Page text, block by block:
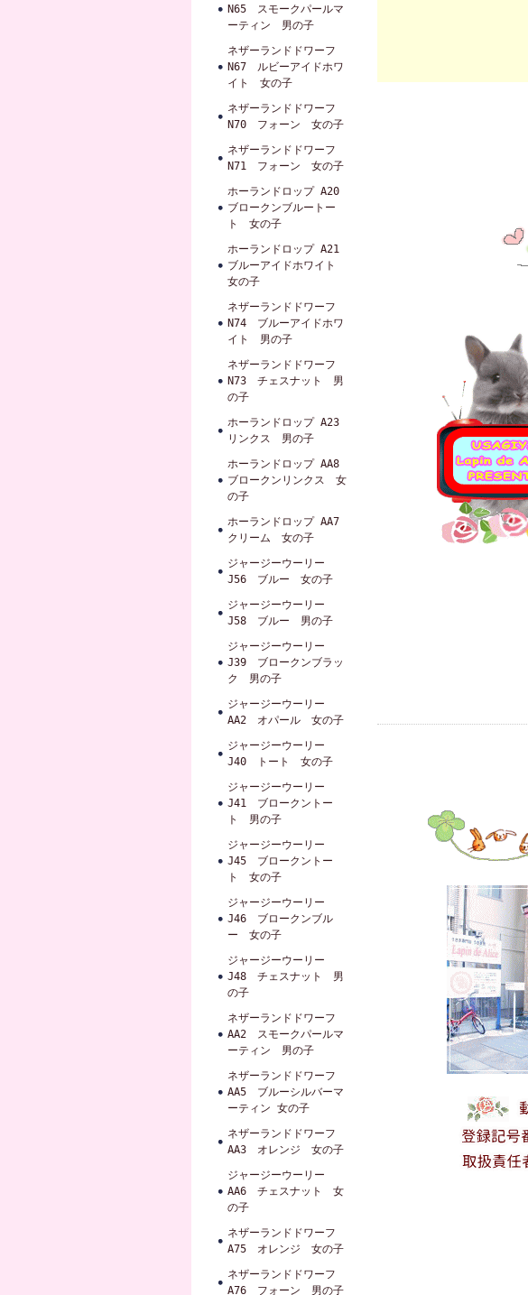
N65 スモークパールマ
ーティン 男の子
ネザーランドドワーフ
N67 ルビーアイドホワ
イト 女の子
ネザーランドドワーフ
N70 フォーン 女の子
ネザーランドドワーフ
N71 フォーン 女の子
ホーランドロップ A20
ブロークンブルートー
ト 女の子
ホーランドロップ A21
ブルーアイドホワイト
女の子
ネザーランドドワーフ
N74 ブルーアイドホワ
イト 男の子
ネザーランドドワーフ
N73 チェスナット 男
の子
ホーランドロップ A23
リンクス 男の子
ホーランドロップ AA8
ブロークンリンクス 女
の子
ホーランドロップ AA7
クリーム 女の子
ジャージーウーリー
J56 ブルー 女の子
ジャージーウーリー
J58 ブルー 男の子
ジャージーウーリー
J39 ブロークンブラッ
ク 男の子
ジャージーウーリー
AA2 オパール 女の子
ジャージーウーリー
J40 トート 女の子
ジャージーウーリー
J41 ブロークントー
ト 男の子
ジャージーウーリー
J45 ブロークントー
ト 女の子
ジャージーウーリー
J46 ブロークンブル
ー 女の子
ジャージーウーリー
J48 チェスナット 男
の子
ネザーランドドワーフ
AA2 スモークパールマ
ーティン 男の子
ネザーランドドワーフ
AA5 ブルーシルバーマ
ーティン 女の子
ネザーランドドワーフ
AA3 オレンジ 女の子
ジャージーウーリー
AA6 チェスナット 女
の子
ネザーランドドワーフ
A75 オレンジ 女の子
ネザーランドドワーフ
A76 フォーン 男の子